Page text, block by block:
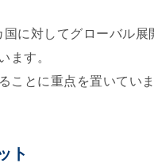
に対してグローバル
ます。
とに重点を置いてい
ト